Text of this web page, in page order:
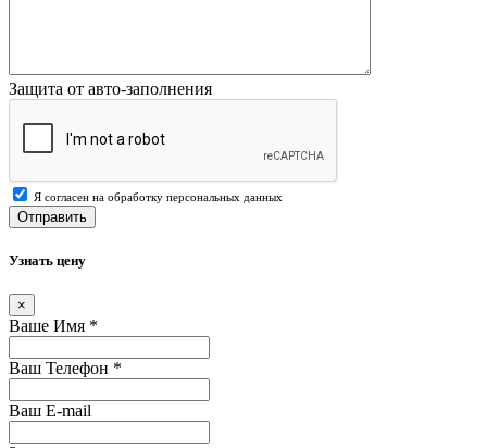
Защита от авто-заполнения
Я согласен на обработку персональных данных
Отправить
Узнать цену
×
Ваше Имя *
Ваш Телефон *
Ваш E-mail